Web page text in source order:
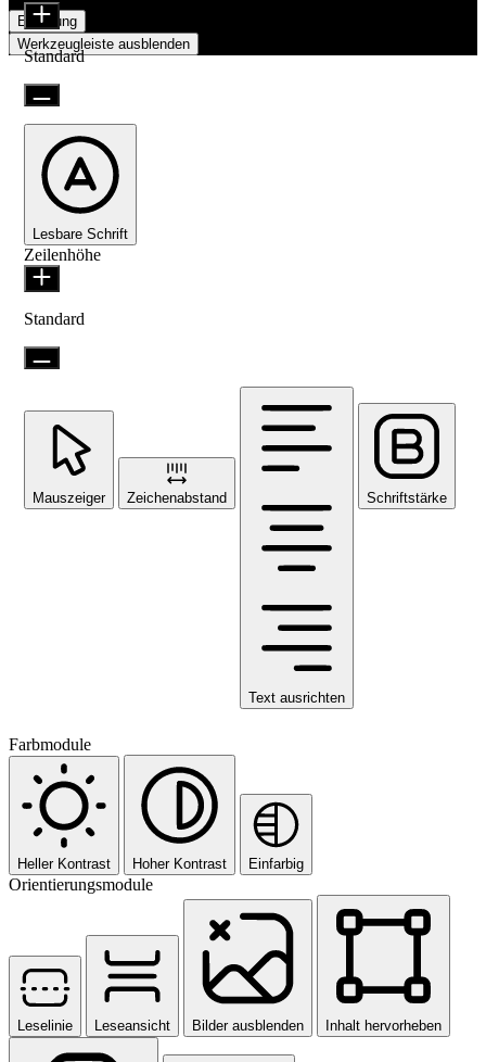
Erklärung
Werkzeugleiste ausblenden
Standard
Lesbare Schrift
Zeilenhöhe
Standard
Mauszeiger Zeichenabstand
Text ausrichten
Schriftstärke
Farbmodule
Heller Kontrast Hoher Kontrast Einfarbig
Orientierungsmodule
Leselinie Leseansicht Bilder ausblenden Inhalt hervorheben